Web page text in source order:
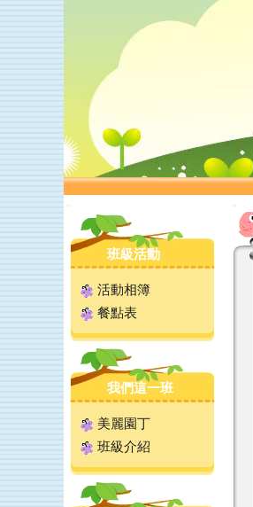
:::
班級活動
活動相簿
餐點表
我們這一班
美麗園丁
班級介紹
:::